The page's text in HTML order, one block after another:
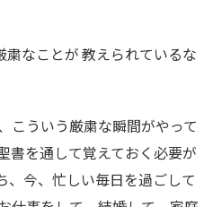
粛なことが 教えられているな
こういう厳粛な瞬間がやって
書を通して覚えておく必要が
、 今、 忙しい毎日を過ごして